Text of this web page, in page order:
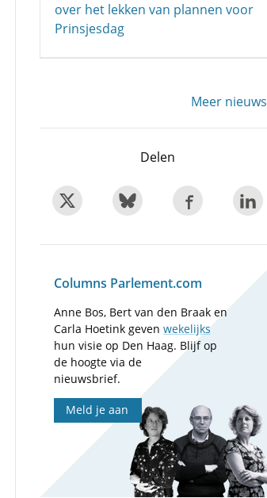
over het lekken van plannen voor
Prinsjesdag
Meer nieuws
Delen
Columns Parlement.com
Anne Bos, Bert van den Braak en
Carla Hoetink gevenwekelijks
hun visie op Den Haag. Blijf op
de hoogte via de
nieuwsbrief.
Meld je aan